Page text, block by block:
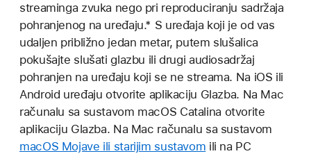
streaminga zvuka nego pri reproduciranju sadržaja
pohranjenog na uređaju.* S uređaja koji je od vas
udaljen približno jedan metar, putem slušalica
pokušajte slušati glazbu ili drugi audiosadržaj
pohranjen na uređaju koji se ne streama. Na iOS ili
Android uređaju otvorite aplikaciju Glazba. Na Mac
računalu sa sustavom macOS Catalina otvorite
aplikaciju Glazba. Na Mac računalu sa sustavom
macOS Mojave ili starijim sustavom ili na PC